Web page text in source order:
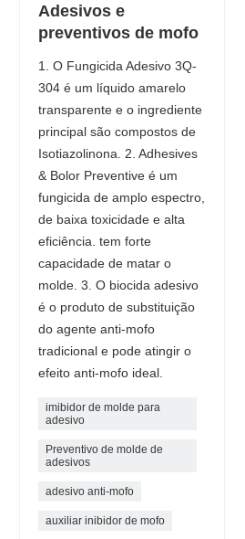
Adesivos e
preventivos de mofo
1. O Fungicida Adesivo 3Q-
304 é um líquido amarelo
transparente e o ingrediente
principal são compostos de
Isotiazolinona. 2. Adhesives
& Bolor Preventive é um
fungicida de amplo espectro,
de baixa toxicidade e alta
eficiência. tem forte
capacidade de matar o
molde. 3. O biocida adesivo
é o produto de substituição
do agente anti-mofo
tradicional e pode atingir o
efeito anti-mofo ideal.
imibidor de molde para
adesivo
Preventivo de molde de
adesivos
adesivo anti-mofo
auxiliar inibidor de mofo